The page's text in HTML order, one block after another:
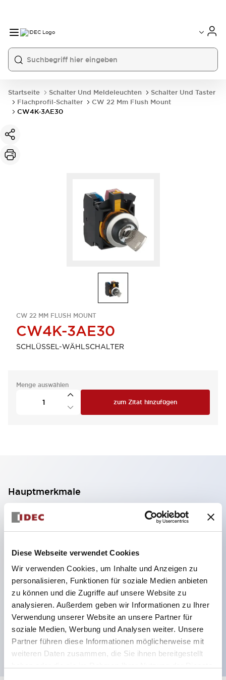
Diese Webseite verwendet Cookies
Wir verwenden Cookies, um Inhalte und Anzeigen zu
personalisieren, Funktionen für soziale Medien anbieten
zu können und die Zugriffe auf unsere Website zu
analysieren. Außerdem geben wir Informationen zu Ihrer
Verwendung unserer Website an unsere Partner für
soziale Medien, Werbung und Analysen weiter. Unsere
Partner führen diese Informationen möglicherweise mit
weiteren Daten zusammen, die Sie ihnen bereitgestellt
Startseite Schalter Und Meldeleuchten
Schalter Und Taster
Flachprofil-Schalter
CW 22 Mm Flush Mount
CW4K-3AE30
CW 22 MM FLUSH MOUNT
CW4K-3AE30
SCHLÜSSEL-WÄHLSCHALTER
Menge auswählen
zum Zitat hinzufügen
Hauptmerkmale
2-Kontakt-Block mit 2 Stufen, ermöglicht eine 4-
Kontakt-Konfiguration (Gewährleistung der
Isolierung zwischen den 2 Kontakten).
59,9 mm (※ 22-stufiger Kontaktblock).
Platzsparendes Design möglich.
Sicherheitsstruktur der 3. Generation: 2-Aktions-
Freisetzung, integrierter Schutz, IP20-
Fingerschutzstruktur